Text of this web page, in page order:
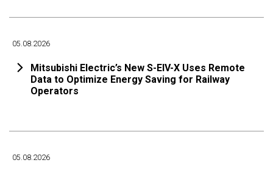
05.08.2026
Mitsubishi Electric’s New S-EIV-X Uses Remote
Data to Optimize Energy Saving for Railway
Operators
05.08.2026